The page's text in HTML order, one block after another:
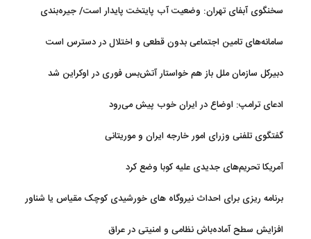
سخنگوی آبفای تهران: وضعیت آب پایتخت پایدار است/ جیره‌بندی
سامانه‌های تامین اجتماعی بدون قطعی و اختلال در دسترس است
دبیرکل سازمان ملل باز هم خواستار آتش‌بس فوری در اوکراین شد
ادعای ترامپ: اوضاع در ایران خوب پیش می‌رود
گفتگوی تلفنی وزرای امور خارجه ایران و موریتانی
آمریکا تحریم‌های جدیدی علیه کوبا وضع کرد
برنامه ریزی برای احداث نیروگاه های خورشیدی کوچک مقیاس یا شناور
روی آب در مازندران
افزایش سطح آماده‌باش نظامی و امنیتی در عراق